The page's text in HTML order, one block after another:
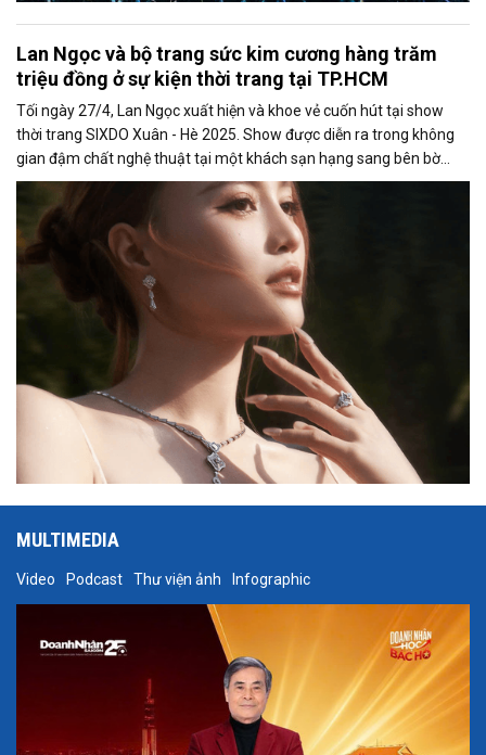
Lan Ngọc và bộ trang sức kim cương hàng trăm
triệu đồng ở sự kiện thời trang tại TP.HCM
Tối ngày 27/4, Lan Ngọc xuất hiện và khoe vẻ cuốn hút tại show
thời trang SIXDO Xuân - Hè 2025. Show được diễn ra trong không
gian đậm chất nghệ thuật tại một khách sạn hạng sang bên bờ
sông Sài Gòn. Tại sự kiện, Lan Ngọc đã thể hiện thần thái sang
trọng, rạng rỡ cùng bộ trang sức kim cương đẳng cấp trị giá gần
800 triệu đồng từ thương hiệu PNJ.
MULTIMEDIA
Video Podcast Thư viện ảnh Infographic